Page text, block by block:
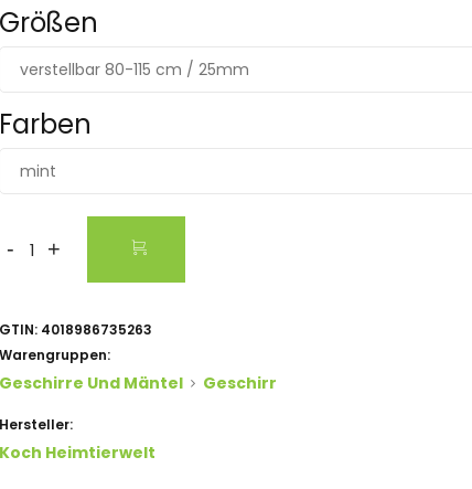
Größen
verstellbar 80-115 cm / 25mm
Farben
mint
- +
GTIN: 4018986735263
Warengruppen:
Geschirre Und Mäntel Geschirr
Hersteller:
Koch Heimtierwelt